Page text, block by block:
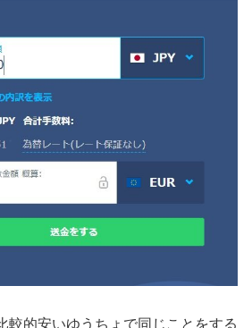
較的安いゆうちょで同じことをする